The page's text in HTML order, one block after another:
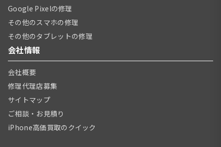
Google Pixelの修理
その他のスマホの修理
その他のタブレットの修理
会社情報
会社概要
修理代理店募集
サイトマップ
ご相談・お見積り
iPhone高価買取のクイック